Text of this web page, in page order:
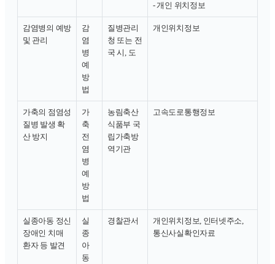
- 개인 위치정보
감염병의 예방
및 관리
감
염
병
예
방
법
질병관리
청 또는 전
국 시, 도
개인위치정보
가축의 점염성
질병 발생 확
산 방지
가
축
전
염
병
예
방
법
농림축산
식품부 국
립가축방
역기관
고속도로통행정보
실종아동 정신
장애인 치매
환자 등 발견
실
종
아
동
경찰관서
개인위치정보, 인터넷주소,
통신사실확인자료